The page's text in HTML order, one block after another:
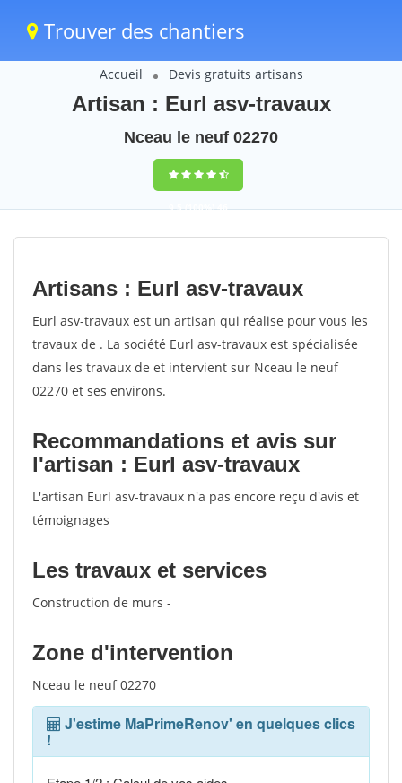
Trouver des chantiers
Accueil Devis gratuits artisans
Artisan : Eurl asv-travaux
Nceau le neuf 02270
9,5(100%)46
votes
Artisans : Eurl asv-travaux
Eurl asv-travaux est un artisan qui réalise pour vous les
travaux de . La société Eurl asv-travaux est spécialisée
dans les travaux de et intervient sur Nceau le neuf
02270 et ses environs.
Recommandations et avis sur
l'artisan : Eurl asv-travaux
L'artisan Eurl asv-travaux n'a pas encore reçu d'avis et
témoignages
Les travaux et services
Construction de murs -
Zone d'intervention
Nceau le neuf 02270